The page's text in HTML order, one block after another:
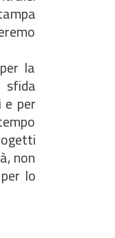
la
e per
non
lo